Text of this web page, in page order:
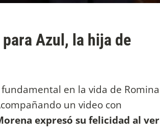
Azul, la hija de
en la vida de Romina
un video con
expresó su felicidad al ver